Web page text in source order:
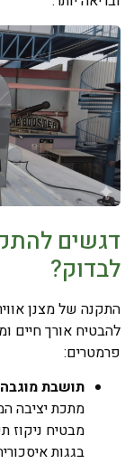
דגשים
לבדוק?
התקנה של מצנן
להבטיח אורך חיים
פרמטרים:
תושבת
מתכת יציבה
מבטיח ניקוז
בגגות